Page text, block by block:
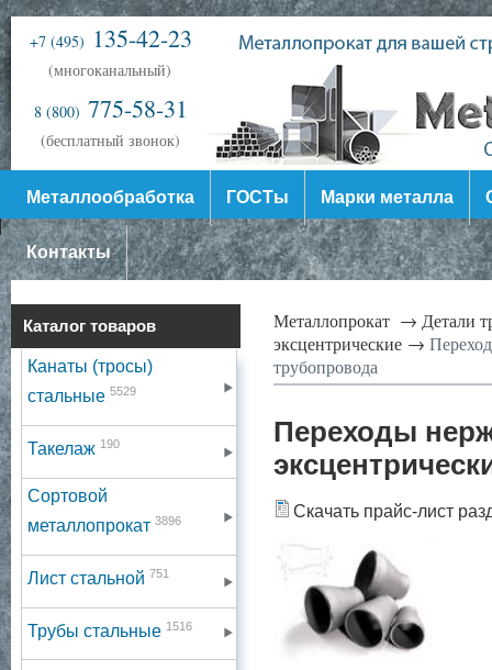
+7 (495) 135-42-23
(многоканальный)
8 (800) 775-58-31
(бесплатный звонок)
Металлообработка ГОСТы Марки металла
Контакты
Каталог товаров
Канаты (тросы)
стальные 5529
Такелаж 190
Сортовой
металлопрокат 3896
Лист стальной 751
Трубы стальные 1516
Металлопрокат → Детали
эксцентрические →
трубопровода
Переходы
Скачать прайс-лист